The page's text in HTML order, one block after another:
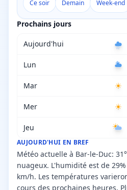
AUJOURD'HUI EN BREF
Météo actuelle à Bar-le-Duc:
nuageux. L'humidité est de
km/h. Les températures
cours des prochaines heures.
Ce soir Demain Week-end
Prochains jours
Aujourd'hui
Lun
Mar
Mer
Jeu